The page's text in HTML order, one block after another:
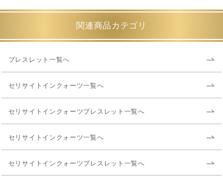
関連商品カテゴリ
ブレスレット一覧へ
セリサイトインクォーツ一覧へ
セリサイトインクォーツブレスレット一覧へ
セリサイトインクォーツ一覧へ
セリサイトインクォーツブレスレット一覧へ